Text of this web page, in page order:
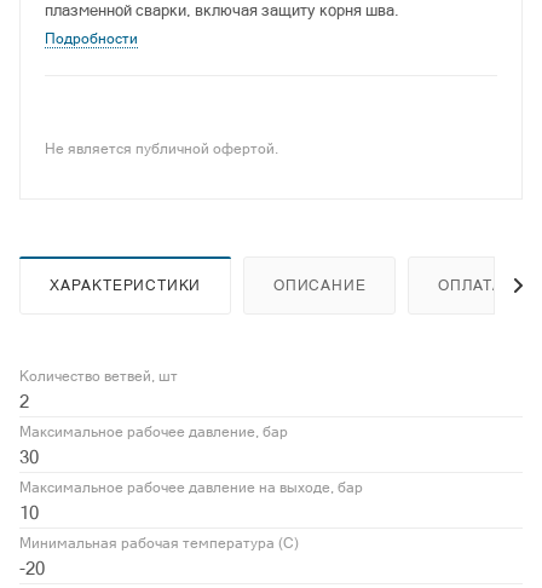
плазменной сварки, включая защиту корня шва.
Подробности
Не является публичной офертой.
ХАРАКТЕРИСТИКИ ОПИСАНИЕ ОПЛАТА
Количество ветвей, шт
2
Максимальное рабочее давление, бар
30
Максимальное рабочее давление на выходе, бар
10
Минимальная рабочая температура (С)
-20